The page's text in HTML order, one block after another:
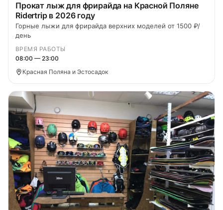
Прокат лыж для фрирайда на Красной Поляне
Ridertrip в 2026 году
Горные лыжи для фрирайда верхних моделей от 1500 ₽/
день
ВРЕМЯ РАБОТЫ
08:00 — 23:00
Красная Поляна и Эстосадок